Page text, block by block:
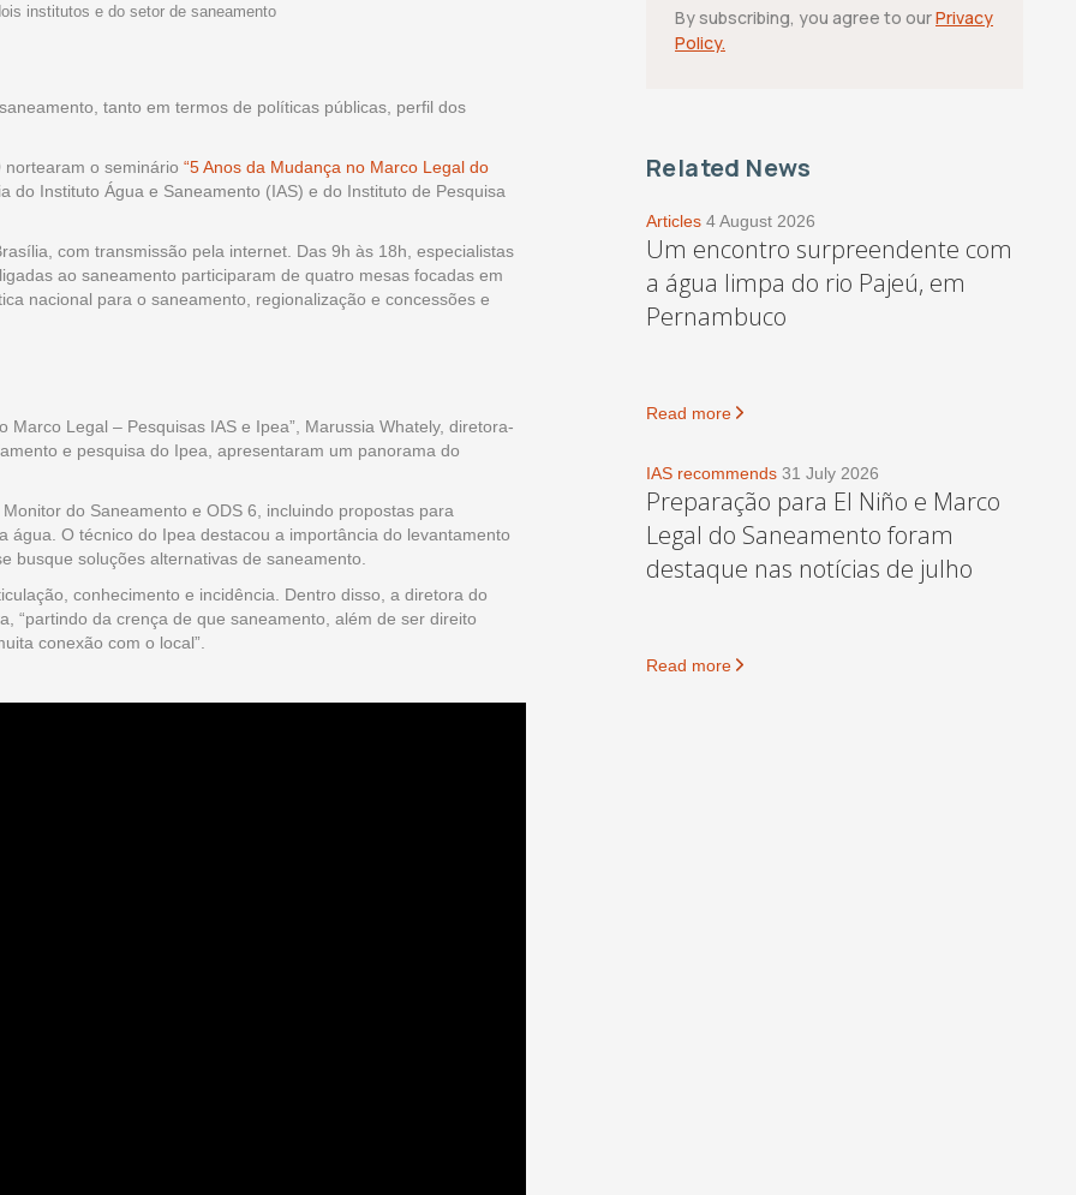
institutos e do setor de saneamento
tanto em termos de políticas públicas, perfil dos
o seminário “5 Anos da Mudança no Marco Legal do
do Instituto Água e Saneamento (IAS) e do Instituto de Pesquisa
com transmissão pela internet. Das 9h às 18h, especialistas
ao saneamento participaram de quatro mesas focadas em
nacional para o saneamento, regionalização e concessões e
Legal – Pesquisas IAS e Ipea”, Marussia Whately, diretora-
e pesquisa do Ipea, apresentaram um panorama do
do Saneamento e ODS 6, incluindo propostas para
O técnico do Ipea destacou a importância do levantamento
busque soluções alternativas de saneamento.
conhecimento e incidência. Dentro disso, a diretora do
“partindo da crença de que saneamento, além de ser direito
conexão com o local”.
By subscribing, you agree to ourPrivacy
Policy.
Related News
Articles 4 August 2026
Um encontro surpreendente com
a água limpa do rio Pajeú, em
Pernambuco
Read more
IAS recommends 31 July 2026
Preparação para El Niño e Marco
Legal do Saneamento foram
destaque nas notícias de julho
Read more